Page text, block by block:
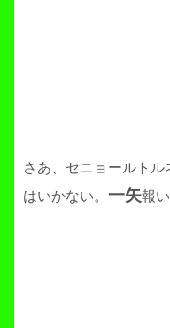
さあ、セニョールト
はいかない。 一矢報